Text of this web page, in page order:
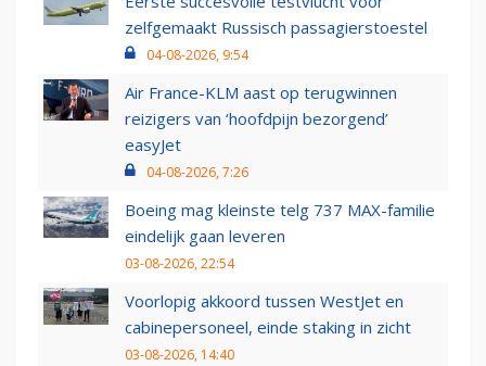
zelfgemaakt Russisch passagierstoestel
04-08-2026, 9:54
Air France-KLM aast op terugwinnen
reizigers van ‘hoofdpijn bezorgend’
easyJet
04-08-2026, 7:26
Boeing mag kleinste telg 737 MAX-familie
eindelijk gaan leveren
03-08-2026, 22:54
Voorlopig akkoord tussen WestJet en
cabinepersoneel, einde staking in zicht
03-08-2026, 14:40